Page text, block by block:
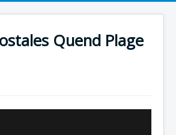
Quend Plage